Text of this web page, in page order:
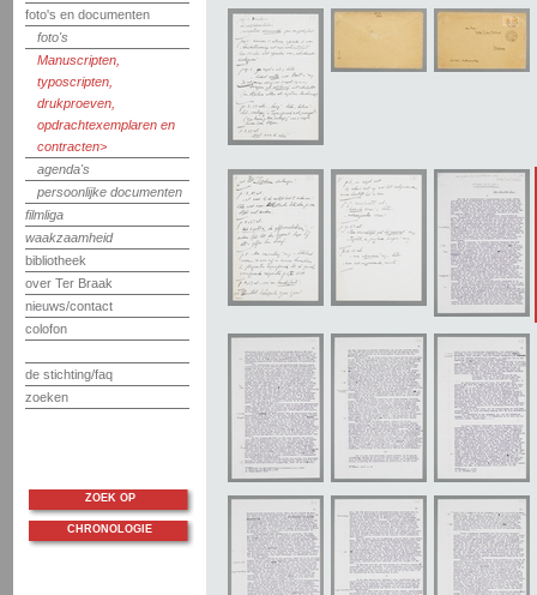
foto's en documenten
foto's
Manuscripten,
typoscripten,
drukproeven,
opdrachtexemplaren en
contracten
agenda's
persoonlijke documenten
filmliga
waakzaamheid
bibliotheek
over Ter Braak
nieuws/contact
colofon
de stichting/faq
zoeken
ZOEK OP
CHRONOLOGIE